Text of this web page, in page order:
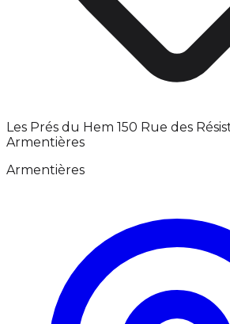
Les Prés du Hem 150 Rue des
Armentières
Armentières